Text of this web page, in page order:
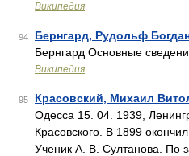
Википедия
94 Бернгард, Рудольф
Бернгард Основные
Википедия
95 Красовский, Михаил
Одесса 15. 04. 1939,
Красовского. В 1899
Ученик А. В. Султанова. По